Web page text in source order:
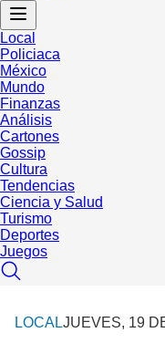
Local
Policiaca
México
Mundo
Finanzas
Análisis
Cartones
Gossip
Cultura
Tendencias
Ciencia y Salud
Turismo
Deportes
Juegos
LOCALJUEVES, 19